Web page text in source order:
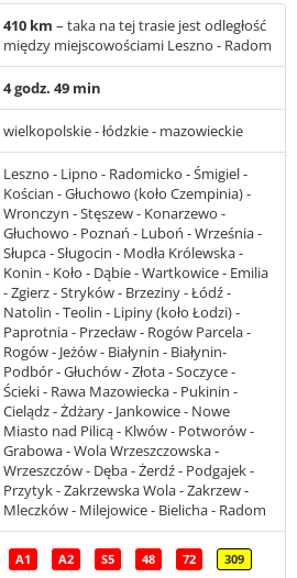
410 km – taka na tej trasie jest odległość
między miejscowościami Leszno - Radom
4 godz. 49 min
wielkopolskie - łódzkie - mazowieckie
Leszno - Lipno - Radomicko - Śmigiel -
Kościan - Głuchowo (koło Czempinia) -
Wronczyn - Stęszew - Konarzewo -
Głuchowo - Poznań - Luboń - Września -
Słupca - Sługocin - Modła Królewska -
Konin - Koło - Dąbie - Wartkowice - Emilia
- Zgierz - Stryków - Brzeziny - Łódź -
Natolin - Teolin - Lipiny (koło Łodzi) -
Paprotnia - Przecław - Rogów Parcela -
Rogów - Jeżów - Białynin - Białynin-
Podbór - Głuchów - Złota - Soczyce -
Ścieki - Rawa Mazowiecka - Pukinin -
Cielądz - Żdżary - Jankowice - Nowe
Miasto nad Pilicą - Klwów - Potworów -
Grabowa - Wola Wrzeszczowska -
Wrzeszczów - Dęba - Żerdź - Podgajek -
Przytyk - Zakrzewska Wola - Zakrzew -
Mleczków - Milejowice - Bielicha - Radom
A1 A2 S5 48 72 309